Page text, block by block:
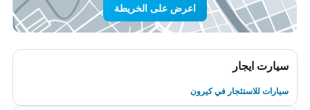
اعرض على الخريطة
سيارت ايجار
سيارات للاستئجار في كيرون